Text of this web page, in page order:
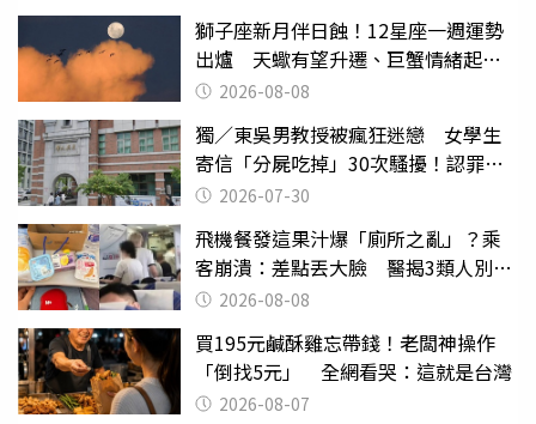
獅子座新月伴日蝕！12星座一週運勢
出爐 天蠍有望升遷、巨蟹情緒起伏
大 2026-08-08
獨／東吳男教授被瘋狂迷戀 女學生
寄信「分屍吃掉」30次騷擾！認罪免
關 2026-07-30
飛機餐發這果汁爆「廁所之亂」？乘
客崩潰：差點丟大臉 醫揭3類人別亂
喝 2026-08-08
買195元鹹酥雞忘帶錢！老闆神操作
「倒找5元」 全網看哭：這就是台灣
2026-08-07